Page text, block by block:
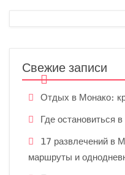
Свежие записи
Отдых в Монако:
Где остановиться
17 развлечений в
маршруты и